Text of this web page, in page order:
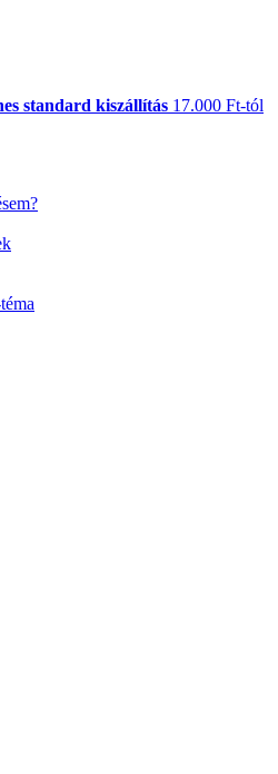
standard kiszállítás 17.000 Ft-tól